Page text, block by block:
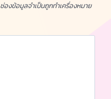
ช่องข้อมูลจำเป็นถูกทำเครื่องหมาย